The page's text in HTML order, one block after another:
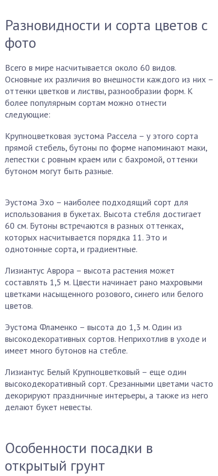
Разновидности и сорта цветов с
фото
Всего в мире насчитывается около 60 видов.
Основные их различия во внешности каждого из них –
оттенки цветков и листвы, разнообразии форм. К
более популярным сортам можно отнести
следующие:
Крупноцветковая эустома Рассела – у этого сорта
прямой стебель, бутоны по форме напоминают маки,
лепестки с ровным краем или с бахромой, оттенки
бутоном могут быть разные.
Эустома Эхо – наиболее подходящий сорт для
использования в букетах. Высота стебля достигает
60 см. Бутоны встречаются в разных оттенках,
которых насчитывается порядка 11. Это и
однотонные сорта, и градиентные.
Лизиантус Аврора – высота растения может
составлять 1,5 м. Цвести начинает рано махровыми
цветками насыщенного розового, синего или белого
цветов.
Эустома Фламенко – высота до 1,3 м. Один из
высокодекоративных сортов. Неприхотлив в уходе и
имеет много бутонов на стебле.
Лизиантус Белый Крупноцветковый – еще один
высокодекоративный сорт. Срезанными цветами часто
декорируют праздничные интерьеры, а также из него
делают букет невесты.
Особенности посадки в
открытый грунт